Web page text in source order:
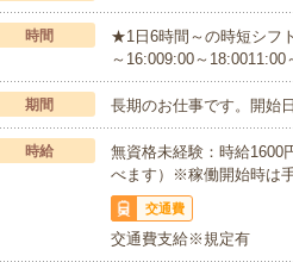
時間
★1日6時間～の時短シフ
～16:009:00～
期間 長期のお仕事です。開
時給
無資格未経験：時給
べます）※稼働開始時は
交通費
交通費支給※規定有